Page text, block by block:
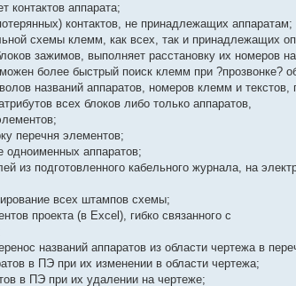
контактов аппарата;
контактов, не принадлежащих аппаратам;
схемы клемм, как всех, так и принадлежащих
зажимов, выполняет расстановку их номеров
более быстрый поиск клемм при ?прозвонке?
названий аппаратов, номеров клемм и
всех блоков либо только аппаратов,
перечня элементов;
одноименных аппаратов;
из подготовленного кабельного журнала, на
всех штампов схемы;
проекта (в Excel), гибко связанного с
названий аппаратов из области чертежа в
в ПЭ при их изменении в области чертежа;
в ПЭ при их удалении на чертеже;